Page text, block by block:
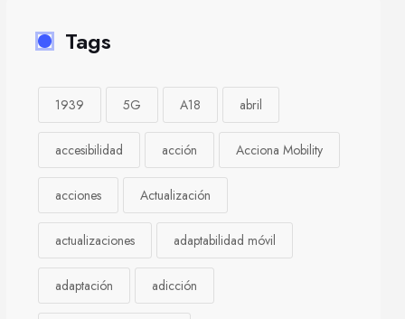
Tags
1939 5G A18 abril
accesibilidad acción Acciona Mobility
acciones Actualización
actualizaciones adaptabilidad móvil
adaptación adicción